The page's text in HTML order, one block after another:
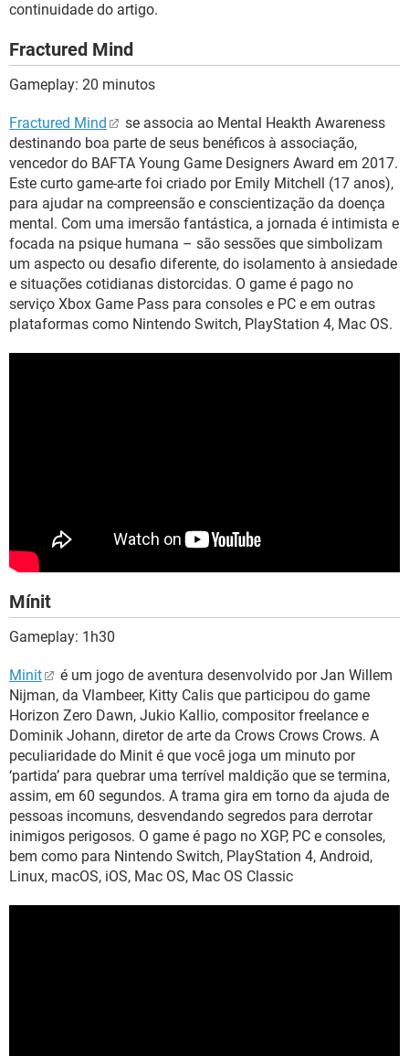
continuidade do artigo.
Fractured Mind
Gameplay: 20 minutos
Fractured Mind
se associa ao Mental Heakth Awareness
destinando boa parte de seus benéficos à associação,
vencedor do BAFTA Young Game Designers Award em 2017.
Este curto game-arte foi criado por Emily Mitchell (17 anos),
para ajudar na compreensão e conscientização da doença
mental. Com uma imersão fantástica, a jornada é intimista e
focada na psique humana – são sessões que simbolizam
um aspecto ou desafio diferente, do isolamento à ansiedade
e situações cotidianas distorcidas. O game é pago no
serviço Xbox Game Pass para consoles e PC e em outras
plataformas como Nintendo Switch, PlayStation 4, Mac OS.
Mínit
Gameplay: 1h30
Minit
é um jogo de aventura desenvolvido por Jan Willem
Nijman, da Vlambeer, Kitty Calis que participou do game
Horizon Zero Dawn, Jukio Kallio, compositor freelance e
Dominik Johann, diretor de arte da Crows Crows Crows. A
peculiaridade do Minit é que você joga um minuto por
‘partida’ para quebrar uma terrível maldição que se termina,
assim, em 60 segundos. A trama gira em torno da ajuda de
pessoas incomuns, desvendando segredos para derrotar
inimigos perigosos. O game é pago no XGP, PC e consoles,
bem como para Nintendo Switch, PlayStation 4, Android,
Linux, macOS, iOS, Mac OS, Mac OS Classic